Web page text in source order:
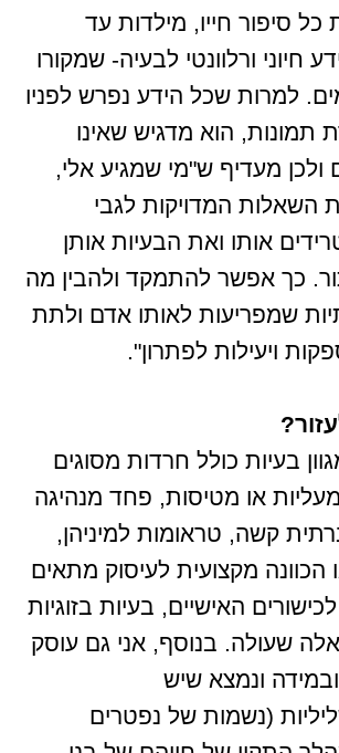
כל סיפור חייו, מילדות עד
חיוני ורלוונטי לבעיה- שמקורו
למרות שכל הידע נפרש לפניו
תמונות, הוא מדגיש שאינו
ולכן מעדיף ש"מי שמגיע אלי,
השאלות המדויקות לגבי
אותו ואת הבעיות אותן
כך אפשר להתמקד ולהבין מה
שמפריעות לאותו אדם ולתת
ויעילות לפתרון".
בעיות כולל חרדות מסוגים
או מטיסות, פחד מנהיגה
קשה, טראומות למיניהן,
הכוונה מקצועית לעיסוק מתאים
האישיים, בעיות בזוגיות
שעולה. בנוסף, אני גם עוסק
ונמצא שיש
(נשמות של נפטרים